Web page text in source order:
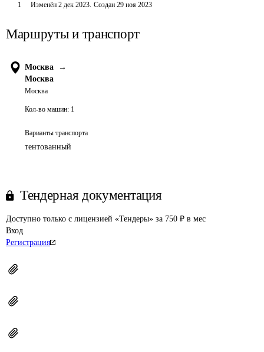
1 Изменён 2 дек 2023. Создан 29 ноя 2023
Маршруты и транспорт
Москва
→
Москва
Москва
Кол-во машин: 1
Варианты транспорта
тентованный
Тендерная документация
Доступно только с лицензией «Тендеры» за 750 ₽ в мес
Вход
Регистрация